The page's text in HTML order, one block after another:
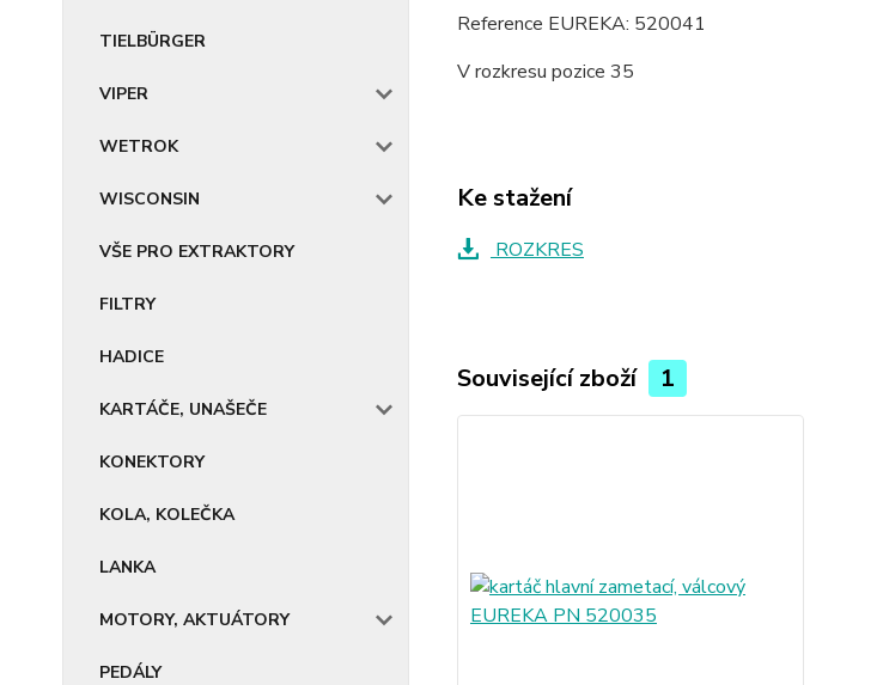
TIELBÜRGER
VIPER
WETROK
WISCONSIN
VŠE PRO EXTRAKTORY
FILTRY
HADICE
KARTÁČE, UNAŠEČE
KONEKTORY
KOLA, KOLEČKA
LANKA
MOTORY, AKTUÁTORY
PEDÁLY
Reference EUREKA: 520041
V rozkresu pozice 35
Ke stažení
ROZKRES
Související zboží 1